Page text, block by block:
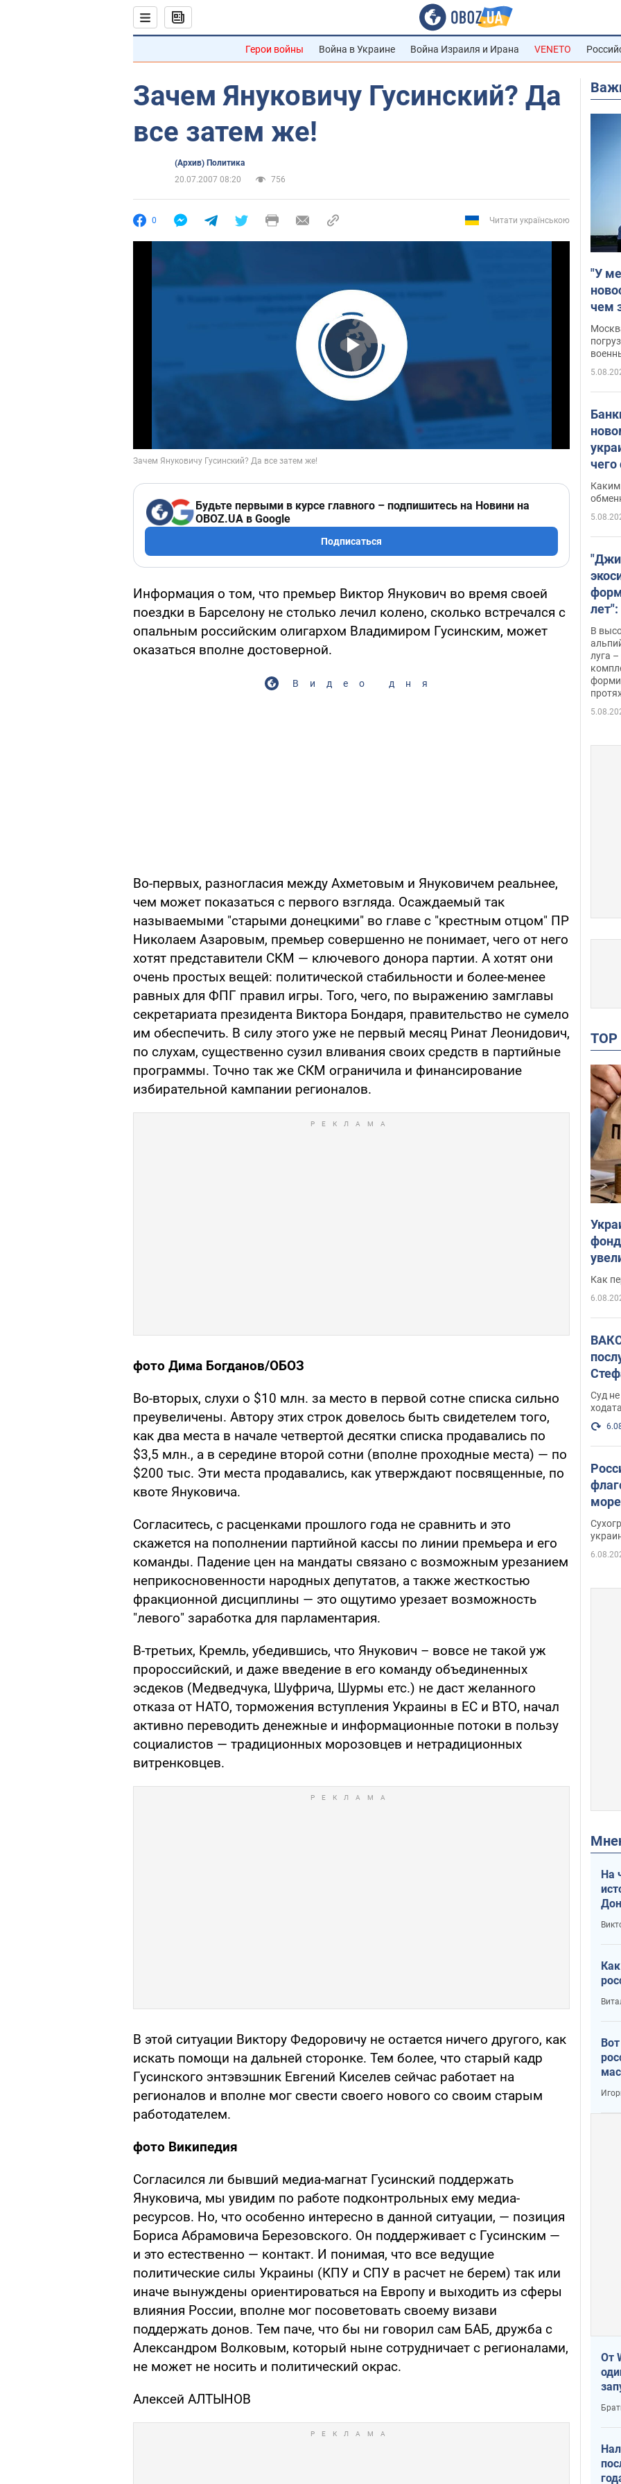
Герои войны Война в Украине Война Израиля и Ирана VENETO
Зачем Януковичу Гусинский? Да
все затем же!
(Архив) Политика
20.07.2007 08:20
756
0 Читати українською
Play Video
Будьте первыми в курсе главного – подпишитесь на Новини на
OBOZ.UA в Google
Подписаться
Информация о том, что премьер Виктор Янукович во время своей
поездки в Барселону не столько лечил колено, сколько встречался с
опальным российским олигархом Владимиром Гусинским, может
оказаться вполне достоверной.
Видео дня
Во-первых, разногласия между Ахметовым и Януковичем реальнее,
чем может показаться с первого взгляда. Осаждаемый так
называемыми "старыми донецкими" во главе с "крестным отцом" ПР
Николаем Азаровым, премьер совершенно не понимает, чего от него
хотят представители СКМ — ключевого донора партии. А хотят они
очень простых вещей: политической стабильности и более-менее
равных для ФПГ правил игры. Того, чего, по выражению замглавы
секретариата президента Виктора Бондаря, правительство не сумело
им обеспечить. В силу этого уже не первый месяц Ринат Леонидович,
по слухам, существенно сузил вливания своих средств в партийные
программы. Точно так же СКМ ограничила и финансирование
избирательной кампании регионалов.
фото Дима Богданов/ОБОЗ
Во-вторых, слухи о $10 млн. за место в первой сотне списка сильно
преувеличены. Автору этих строк довелось быть свидетелем того,
как два места в начале четвертой десятки списка продавались по
$3,5 млн., а в середине второй сотни (вполне проходные места) — по
$200 тыс. Эти места продавались, как утверждают посвященные, по
квоте Януковича.
Согласитесь, с расценками прошлого года не сравнить и это
скажется на пополнении партийной кассы по линии премьера и его
команды. Падение цен на мандаты связано с возможным урезанием
неприкосновенности народных депутатов, а также жесткостью
фракционной дисциплины — это ощутимо урезает возможность
"левого" заработка для парламентария.
В-третьих, Кремль, убедившись, что Янукович – вовсе не такой уж
пророссийский, и даже введение в его команду объединенных
эсдеков (Медведчука, Шуфрича, Шурмы етс.) не даст желанного
отказа от НАТО, торможения вступления Украины в ЕС и ВТО, начал
активно переводить денежные и информационные потоки в пользу
социалистов — традиционных морозовцев и нетрадиционных
витренковцев.
В этой ситуации Виктору Федоровичу не остается ничего другого, как
искать помощи на дальней сторонке. Тем более, что старый кадр
Гусинского энтэвэшник Евгений Киселев сейчас работает на
регионалов и вполне мог свести своего нового со своим старым
работодателем.
фото Википедия
Согласился ли бывший медиа-магнат Гусинский поддержать
Януковича, мы увидим по работе подконтрольных ему медиа-
ресурсов. Но, что особенно интересно в данной ситуации, — позиция
Бориса Абрамовича Березовского. Он поддерживает с Гусинским —
и это естественно — контакт. И понимая, что все ведущие
политические силы Украины (КПУ и СПУ в расчет не берем) так или
иначе вынуждены ориентироваться на Европу и выходить из сферы
влияния России, вполне мог посоветовать своему визави
поддержать донов. Тем паче, что бы ни говорил сам БАБ, дружба с
Александром Волковым, который ныне сотрудничает с регионалами,
не может не носить и политический окрас.
Алексей АЛТЫНОВ
"У
чем
Каким
В
луга
не
Как
деле
Суд
На
От